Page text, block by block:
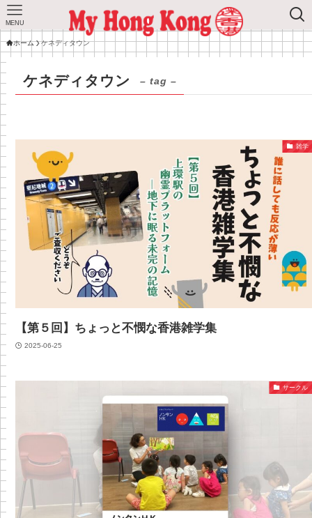
MENU
ホーム ケネディタウン
ケネディタウン – tag –
雑学
【第５回】ちょっと不憫な香港雑学集
2025-06-25
サークル